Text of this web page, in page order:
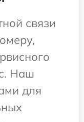
связи
Наш
для